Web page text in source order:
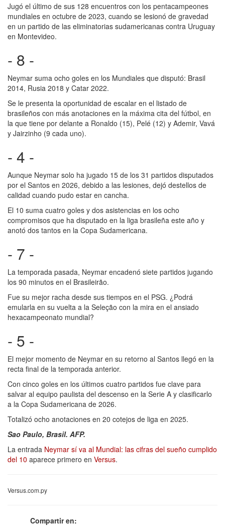
Jugó el último de sus 128 encuentros con los pentacampeones
mundiales en octubre de 2023, cuando se lesionó de gravedad
en un partido de las eliminatorias sudamericanas contra Uruguay
en Montevideo.
- 8 -
Neymar suma ocho goles en los Mundiales que disputó: Brasil
2014, Rusia 2018 y Catar 2022.
Se le presenta la oportunidad de escalar en el listado de
brasileños con más anotaciones en la máxima cita del fútbol, en
la que tiene por delante a Ronaldo (15), Pelé (12) y Ademir, Vavá
y Jairzinho (9 cada uno).
- 4 -
Aunque Neymar solo ha jugado 15 de los 31 partidos disputados
por el Santos en 2026, debido a las lesiones, dejó destellos de
calidad cuando pudo estar en cancha.
El 10 suma cuatro goles y dos asistencias en los ocho
compromisos que ha disputado en la liga brasileña este año y
anotó dos tantos en la Copa Sudamericana.
- 7 -
La temporada pasada, Neymar encadenó siete partidos jugando
los 90 minutos en el Brasileirão.
Fue su mejor racha desde sus tiempos en el PSG. ¿Podrá
emularla en su vuelta a la Seleção con la mira en el ansiado
hexacampeonato mundial?
- 5 -
El mejor momento de Neymar en su retorno al Santos llegó en la
recta final de la temporada anterior.
Con cinco goles en los últimos cuatro partidos fue clave para
salvar al equipo paulista del descenso en la Serie A y clasificarlo
a la Copa Sudamericana de 2026.
Totalizó ocho anotaciones en 20 cotejos de liga en 2025.
Sao Paulo, Brasil. AFP.
La entrada Neymar sí va al Mundial: las cifras del sueño cumplido
del 10 aparece primero en Versus.
Versus.com.py
Compartir en: